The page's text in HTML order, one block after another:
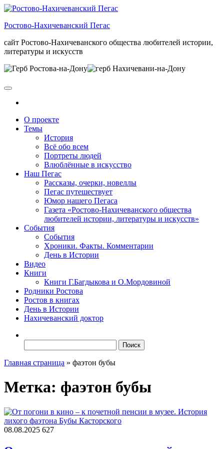
Skip
the
Ростово-Нахичеванский Пегас
сайт Ростово-Нахичеванского общества любителей истории,
литературы и искусств
О проекте
Темы
История
Всё обо всем
Портреты людей
Влюблённые в искусство
Наш Пегас
Рассказы, очерки, новеллы
Пегас путешествует
Юмор нашего Пегаса
Газета «Ростово-Нахичеванского общества
любителей истории, литературы и искусств»
События
События
Хроники. Факты. Комментарии
День в Истории
Видео
Книги
Книги Г.Багдыкова и О.Мордовиной
Родники Ростова
Ростов в книгах
День в Истории
Нахичеванский доктор
Главная страница » фаэтон бубы
Метка: фаэтон бубы
08.08.2025 627